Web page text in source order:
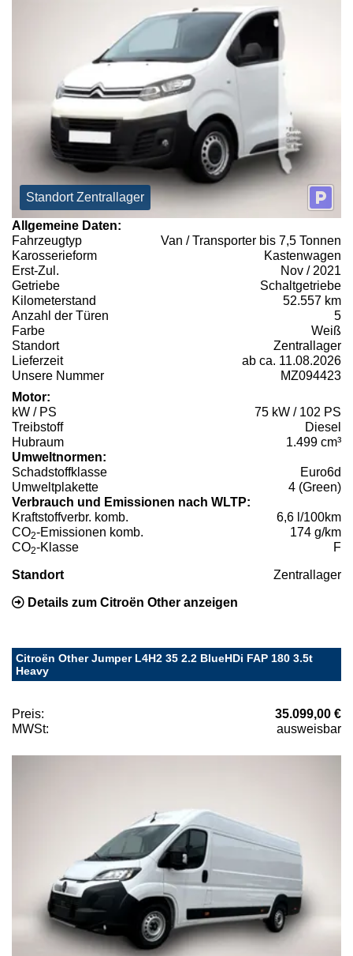
Standort Zentrallager
Allgemeine Daten:
Fahrzeugtyp
Van / Transporter bis 7,5 Tonnen
Karosserieform
Kastenwagen
Erst-Zul.
Nov / 2021
Getriebe
Schaltgetriebe
Kilometerstand
52.557 km
Anzahl der Türen
5
Farbe
Weiß
Standort
Zentrallager
Lieferzeit
ab ca. 11.08.2026
Unsere Nummer
MZ094423
Motor:
kW / PS
75 kW / 102 PS
Treibstoff
Diesel
Hubraum
1.499 cm³
Umweltnormen:
Schadstoffklasse
Euro6d
Umweltplakette
4 (Green)
Verbrauch und Emissionen nach WLTP:
Kraftstoffverbr. komb.
6,6 l/100km
CO2-Emissionen komb.
174 g/km
CO2-Klasse F
Standort Zentrallager
Details zum Citroën Other anzeigen
Citroën Other Jumper L4H2 35 2.2 BlueHDi FAP 180 3.5t
Heavy
Preis:
35.099,00 €
MWSt:
ausweisbar